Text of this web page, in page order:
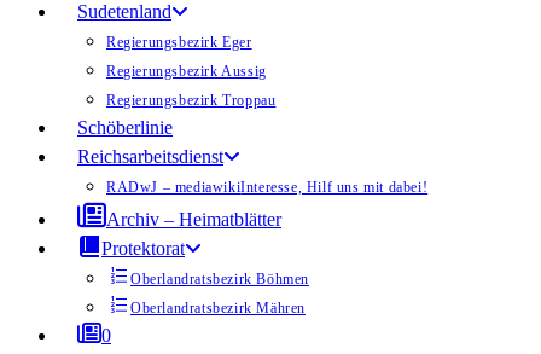
Sudetenland
Regierungsbezirk Eger
Regierungsbezirk Aussig
Regierungsbezirk Troppau
Schöberlinie
Reichsarbeitsdienst
RADwJ – mediawikiInteresse, Hilf uns mit dabei!
Archiv – Heimatblätter
Protektorat
Oberlandratsbezirk Böhmen
Oberlandratsbezirk Mähren
0